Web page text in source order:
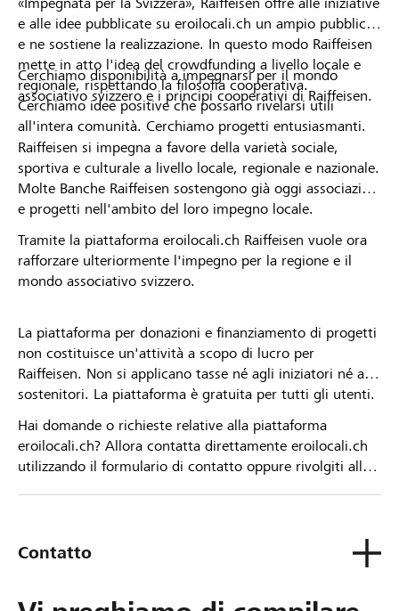
e alle idee pubblicate su eroilocali.ch un ampio pubblico
e ne sostiene la realizzazione. In questo modo Raiffeisen
mette in atto l'idea del crowdfunding a livello locale e
regionale, rispettando la filosofia cooperativa.
Cerchiamo idee positive che possano rivelarsi utili
all'intera comunità. Cerchiamo progetti entusiasmanti.
Cerchiamo disponibilità a impegnarsi per il mondo
associativo svizzero e i principi cooperativi di Raiffeisen.
Raiffeisen si impegna a favore della varietà sociale,
sportiva e culturale a livello locale, regionale e nazionale.
Molte Banche Raiffeisen sostengono già oggi associazioni
e progetti nell'ambito del loro impegno locale.
Tramite la piattaforma eroilocali.ch Raiffeisen vuole ora
rafforzare ulteriormente l'impegno per la regione e il
mondo associativo svizzero.
La piattaforma per donazioni e finanziamento di progetti
non costituisce un'attività a scopo di lucro per
Raiffeisen. Non si applicano tasse né agli iniziatori né ai
sostenitori. La piattaforma è gratuita per tutti gli utenti.
Hai domande o richieste relative alla piattaforma
eroilocali.ch? Allora contatta direttamente eroilocali.ch
utilizzando il formulario di contatto oppure rivolgiti alla
Contatto